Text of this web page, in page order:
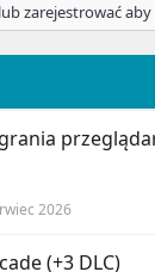
zarejestrować
2026
(+3 DLC)